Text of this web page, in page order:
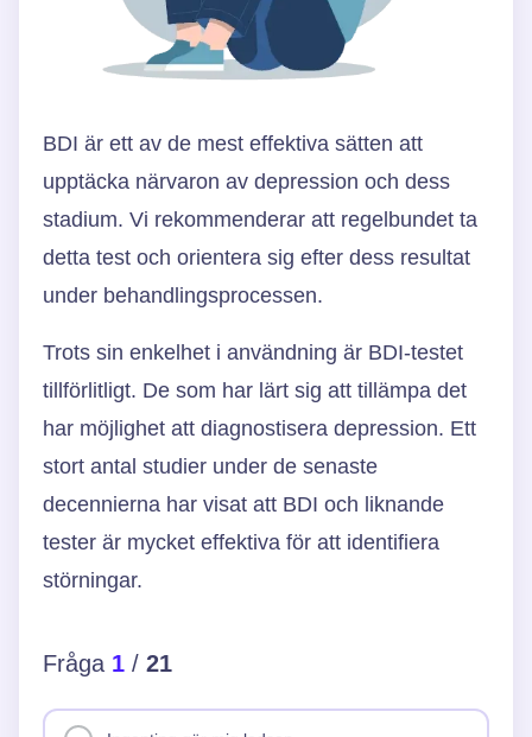
BDI är ett av de mest effektiva sätten att
upptäcka närvaron av depression och dess
stadium. Vi rekommenderar att regelbundet ta
detta test och orientera sig efter dess resultat
under behandlingsprocessen.
Trots sin enkelhet i användning är BDI-testet
tillförlitligt. De som har lärt sig att tillämpa det
har möjlighet att diagnostisera depression. Ett
stort antal studier under de senaste
decennierna har visat att BDI och liknande
tester är mycket effektiva för att identifiera
störningar.
Fråga 1 / 21